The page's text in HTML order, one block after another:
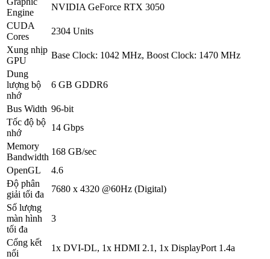
Engine
NVIDIA GeForce RTX 3050
CUDA
Cores
2304 Units
Xung nhịp
GPU
Base Clock: 1042 MHz, Boost Clock: 1470 MHz
Dung
lượng bộ
nhớ
6 GB GDDR6
Bus Width 96-bit
Tốc độ bộ
nhớ
14 Gbps
Memory
Bandwidth
168 GB/sec
OpenGL
4.6
Độ phân
giải tối đa
7680 x 4320 @60Hz (Digital)
Số lượng
màn hình
tối đa
3
Cổng kết
nối
1x DVI-DL, 1x HDMI 2.1, 1x DisplayPort 1.4a